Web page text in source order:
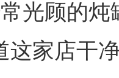
光顾的
这家店干